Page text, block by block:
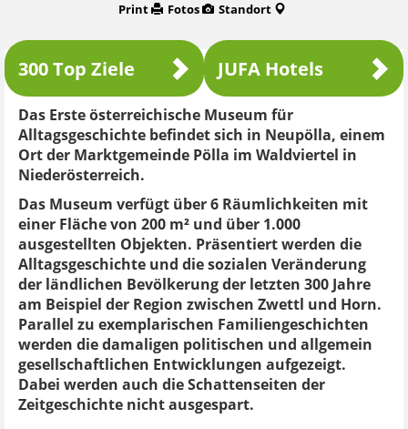
Print
Fotos Standort
300 Top Ziele JUFA Hotels
Das Erste österreichische Museum für
Alltagsgeschichte befindet sich in Neupölla, einem
Ort der Marktgemeinde Pölla im Waldviertel in
Niederösterreich.
Das Museum verfügt über 6 Räumlichkeiten mit
einer Fläche von 200 m² und über 1.000
ausgestellten Objekten. Präsentiert werden die
Alltagsgeschichte und die sozialen Veränderung
der ländlichen Bevölkerung der letzten 300 Jahre
am Beispiel der Region zwischen Zwettl und Horn.
Parallel zu exemplarischen Familiengeschichten
werden die damaligen politischen und allgemein
gesellschaftlichen Entwicklungen aufgezeigt.
Dabei werden auch die Schattenseiten der
Zeitgeschichte nicht ausgespart.